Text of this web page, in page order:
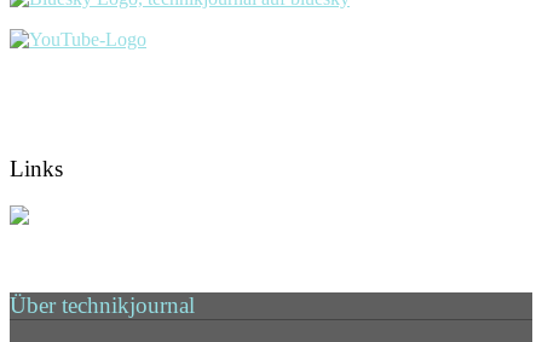
Links
Über technikjournal